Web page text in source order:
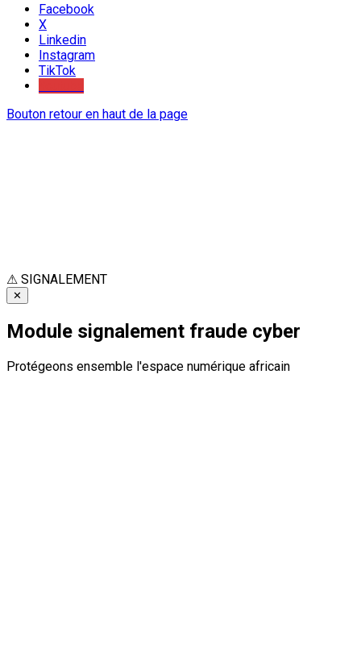
Facebook
X
Linkedin
Instagram
TikTok
Bouton retour en haut de la page
⚠ SIGNALEMENT
✕
Module signalement fraude cyber
Protégeons ensemble l'espace numérique africain